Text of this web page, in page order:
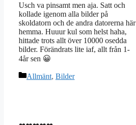
Usch va pinsamt men aja. Satt och
kollade igenom alla bilder på
skoldatorn och de andra datorerna här
hemma. Huuur kul som helst haha,
hittade trots allt över 10000 osedda
bilder. Förändrats lite iaf, allt från 1-
4år sen 😀
Kategorier
Allmänt, Bilder